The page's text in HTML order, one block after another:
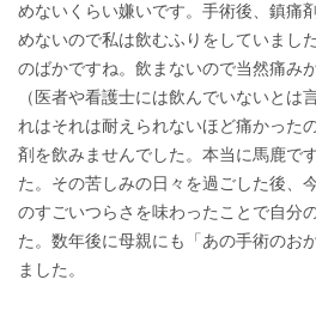
めないくらい嫌いです。手術後、鎮痛
めないので私は飲むふりをしていまし
のばかですね。飲まないので当然痛み
（医者や看護士には飲んでいないとは
れはそれは耐えられないほど痛かった
剤を飲みませんでした。本当に馬鹿で
た。その苦しみの日々を過ごした後、
のすごいつらさを味わったことで自分
た。数年後に母親にも「あの手術のお
ました。